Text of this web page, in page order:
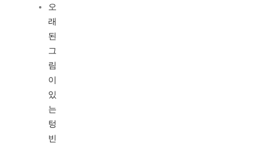
오
래
된
그
림
이
있
는
텅
빈